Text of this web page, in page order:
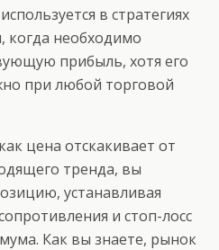
в стратегиях
когда необходимо
прибыль, хотя его
при любой торговой
цена отскакивает от
тренда, вы
устанавливая
и стоп-лосс
Как вы знаете, рынок